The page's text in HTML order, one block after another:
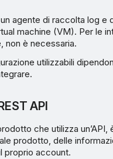
agente di raccolta log e
machine (VM). Per le
non è necessaria.
utilizzabili
API
che utilizza un’API,
prodotto, delle
proprio account.